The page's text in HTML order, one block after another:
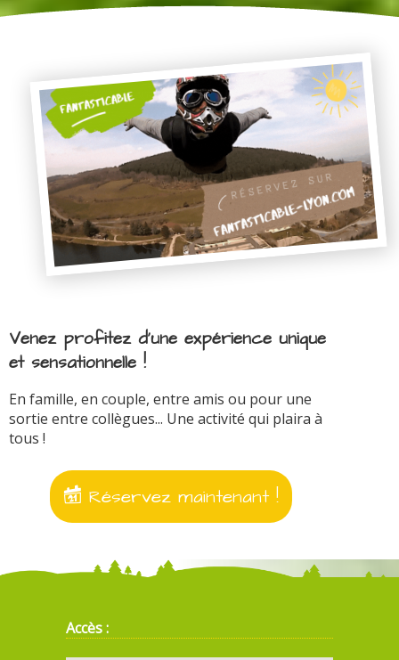
Venez profitez d'une expérience unique
et sensationnelle !
En famille, en couple, entre amis ou pour une
sortie entre collègues... Une activité qui plaira à
tous !
Réservez maintenant !
Accès :